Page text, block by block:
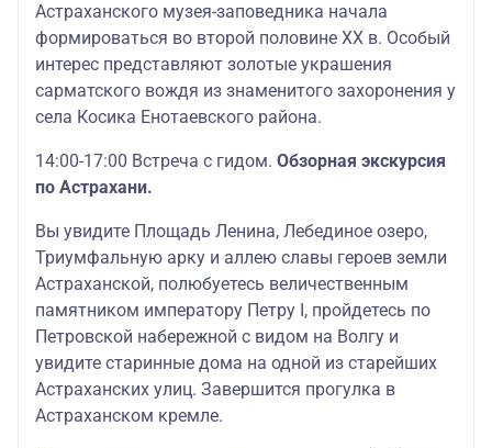
Астраханского музея-заповедника начала
формироваться во второй половине XX в. Особый
интерес представляют золотые украшения
сарматского вождя из знаменитого захоронения у
села Косика Енотаевского района.
14:00-17:00 Встреча с гидом. Обзорная экскурсия
по Астрахани.
Вы увидите Площадь Ленина, Лебединое озеро,
Триумфальную арку и аллею славы героев земли
Астраханской, полюбуетесь величественным
памятником императору Петру I, пройдетесь по
Петровской набережной с видом на Волгу и
увидите старинные дома на одной из старейших
Астраханских улиц. Завершится прогулка в
Астраханском кремле.